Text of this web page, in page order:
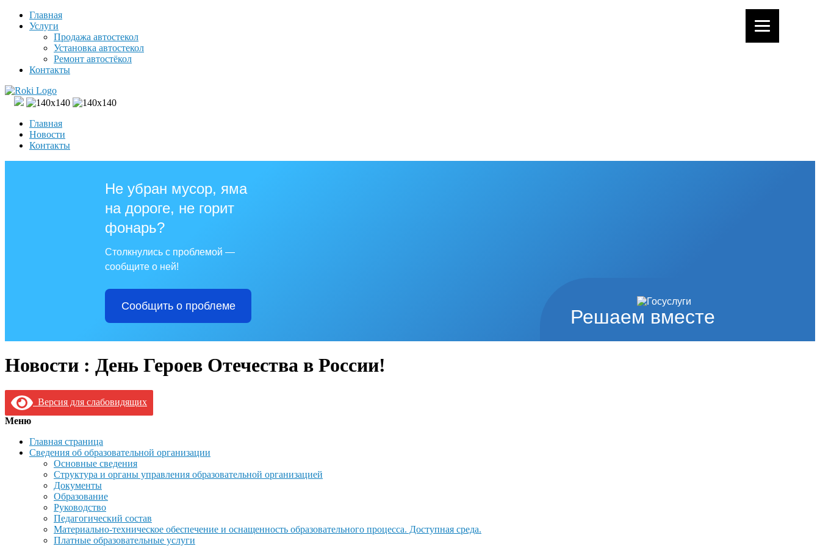
Главная
Услуги
Продажа автостекол
Установка автостекол
Ремонт автостёкол
Контакты
Главная
Новости
Контакты
Решаем вместе
Не убран мусор, яма
на дороге, не горит
фонарь?
Столкнулись с проблемой —
сообщите о ней!
Сообщить о проблеме
Новости : День Героев Отечества в России!
Версия для слабовидящих
Меню
Главная страница
Сведения об образовательной организации
Основные сведения
Структура и органы управления образовательной организацией
Документы
Образование
Руководство
Педагогический состав
Материально-техническое обеспечение и оснащенность образовательного процесса. Доступная среда.
Платные образовательные услуги